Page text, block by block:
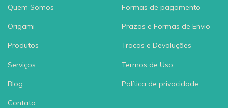
Quem Somos
Origami
Produtos
Serviços
Blog
Contato
Formas de pagamento
Prazos e Formas de Envio
Trocas e Devoluções
Termos de Uso
Política de privacidade